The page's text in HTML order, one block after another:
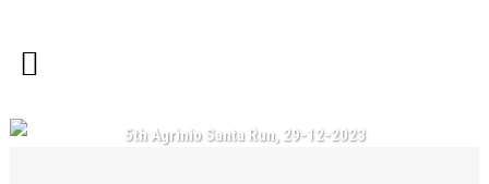
5th Agrinio Santa Run, 29-12-2023